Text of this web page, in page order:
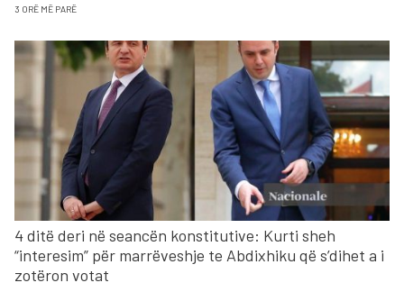
3 ORË MË PARË
4 ditë deri në seancën konstitutive: Kurti sheh
“interesim” për marrëveshje te Abdixhiku që s’dihet a i
zotëron votat